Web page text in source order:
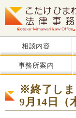
相談内容
事務所案内
※終了し
9月14日（